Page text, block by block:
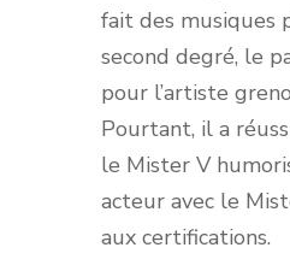
fait des musiques
second degré, le
pour l’artiste
Pourtant, il a
le Mister V
acteur avec le
aux certifications.